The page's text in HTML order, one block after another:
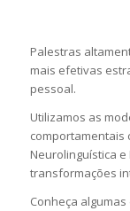
Palestras
mais efetivas
pessoal.
Utilizamos as
comportamentais
Neurolinguística
transformações
Conheça